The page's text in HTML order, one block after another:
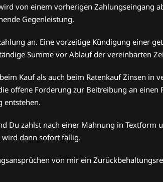
von einem vorherigen Zahlungseingang
Gegenleistung.
an. Eine vorzeitige Kündigung einer
Summe vor Ablauf der vereinbarten
Kauf als auch beim Ratenkauf Zinsen
offene Forderung zur Beitreibung an
entstehen.
Du zahlst nach einer Mahnung in
wird dann sofort fällig.
von mir ein